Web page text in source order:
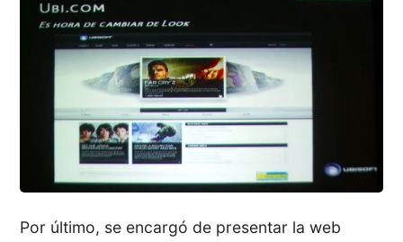
Por último, se encargó de presentar la web